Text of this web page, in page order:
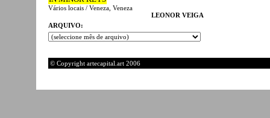
Vários locais / Veneza, Veneza
LEONOR VEIGA
ARQUIVO:
© Copyright artecapital.art 2006